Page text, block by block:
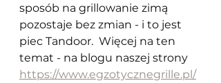
sposób na grillowanie zimą
pozostaje bez zmian - i to jest
piec Tandoor.  Więcej na ten
temat - na blogu naszej strony
https://www.egzotycznegrille.pl/